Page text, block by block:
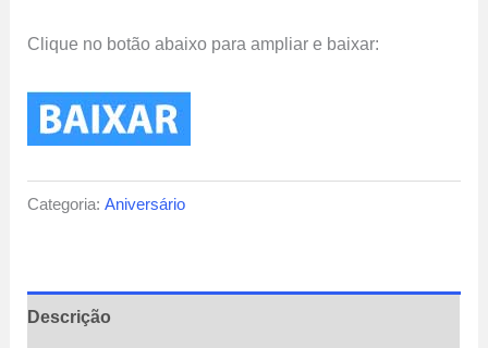
Clique no botão abaixo para ampliar e baixar:
Categoria:Aniversário
Descrição